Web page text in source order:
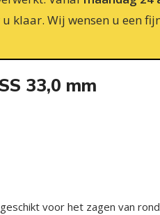
klaar. Wij wensen u een
33,0 mm
voor het zagen van